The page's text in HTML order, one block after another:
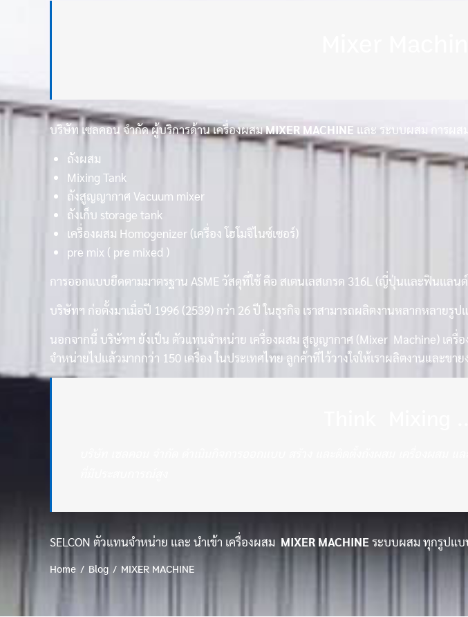
บริษัท เซลคอน จำกัด ผู้บริการด้าน เครื่องผสมMIXER MACHINE และ ระบบผสม การผส
ถังผสม
Mixing Tank
ถังสูญญากาศ Vacuum mixer
ถังเก็บ storage tank
เครื่องผสม Homogenizer (เครื่องโฮโมจิไนซ์เซอร์)
pre mix ( pre mixed )
การออกแบบยึดตามมาตรฐาน ASME วัสดุที่ใช้ คือ สเตนเลสเกรด 316L (ญี่ปุ่นและฟินแล
บริษัทฯ ก่อตั้งมาเมื่อปี 1996 (2539) กว่า 26 ปี ในธุรกิจ เราสามารถผลิตงานหลากหลา
นอกจากนี้ บริษัทฯ ยังเป็น ตัวแทนจำหน่าย เครื่องผสม สูญญากาศ (Mixer Machine) เครื่อ
จำหน่ายไปแล้วมากกว่า 150 เครื่อง ในประเทศไทย ลูกค้าที่ไว้วางใจให้เราผลิตงานและข
SELCON ตัวแทนจำหน่าย และ นำเข้า เครื่องผสม MIXER MACHINE ระบบผสม ทุกรูปแบ
Home Blog MIXER MACHINE